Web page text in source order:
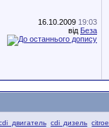
16.10.2009 19:03
від Беза
двигатель cdi дизель